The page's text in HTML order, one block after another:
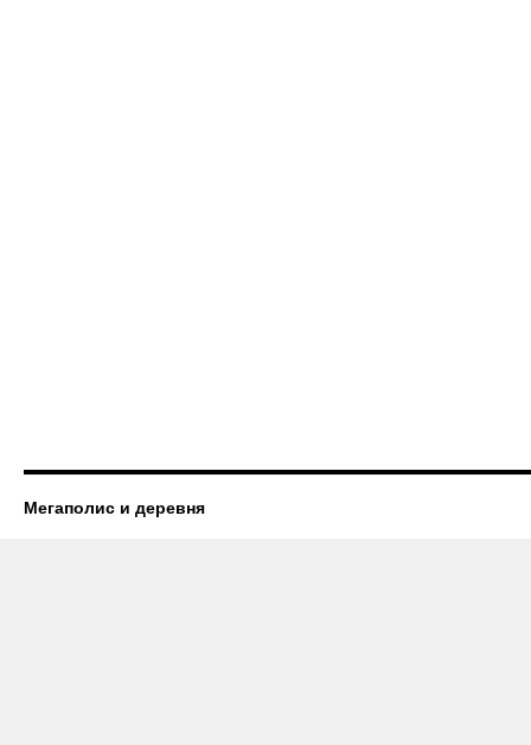
Мегаполис и деревня